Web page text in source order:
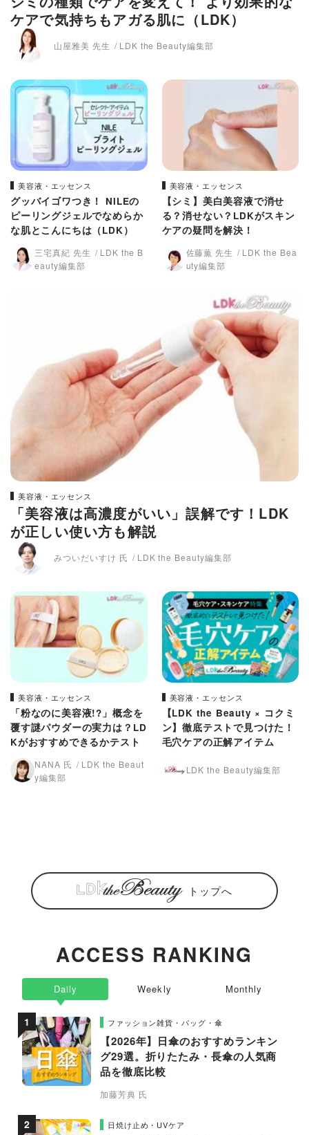
ケアで気持ちもアガる肌に（LDK）
山屋雅美 先生 LDK the Beauty編集部
美容液・エッセンス
グッバイゴワつき！ NILEの
ピーリングジェルでなめらか
な肌とこんにちは（LDK）
三宅真紀 先生
LDK the B
eauty編集部
美容液・エッセンス
【シミ】美白美容液で消せ
る？消せない？LDKがスキン
ケアの疑問を解決！
佐藤薫 先生
LDK the Bea
uty編集部
美容液・エッセンス
「美容液は高濃度がいい」誤解です！LDK
が正しい使い方も解説
みついだいすけ 氏 LDK the Beauty編集部
美容液・エッセンス
「粉なのに美容液!?」概念を
覆す謎パウダーの実力は？LD
Kがおすすめできるかテスト
NANA 氏
LDK the Beaut
y編集部
美容液・エッセンス
【LDK the Beauty × コクミ
ン】徹底テストで見つけた！
毛穴ケアの正解アイテム
LDK the Beauty編集部
トップへ
ACCESS RANKING
Daily
ファッション雑貨・バッグ・傘
【2026年】日傘のおすすめランキン
グ29選。折りたたみ・長傘の人気商
品を徹底比較
加藤芳典 氏
日焼け止め・UVケア
Weekly Monthly